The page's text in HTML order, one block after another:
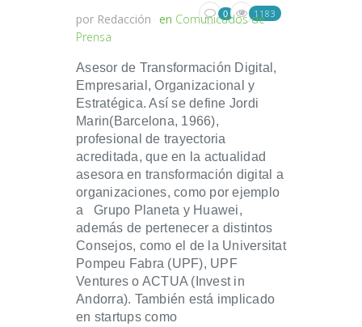
por Redacción en Comunicados de
Prensa
0 1183
Asesor de Transformación Digital,
Empresarial, Organizacional y
Estratégica. Así se define Jordi
Marin(Barcelona, 1966),
profesional de trayectoria
acreditada, que en la actualidad
asesora en transformación digital a
organizaciones, como por ejemplo
a Grupo Planeta y Huawei,
además de pertenecer a distintos
Consejos, como el de la Universitat
Pompeu Fabra (UPF), UPF
Ventures o ACTUA (Invest in
Andorra). También está implicado
en startups como